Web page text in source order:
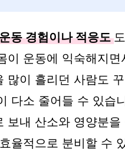
동 경험이나 적응도
이 운동에 익숙해지
많이 흘리던 사람도
다소 줄어들 수 있습
보내 산소와 영양분
율적으로 분비할 수